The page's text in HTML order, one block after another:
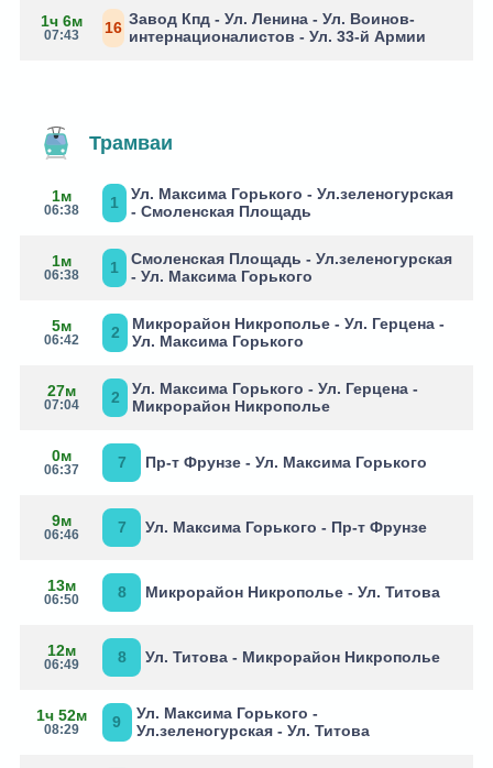
1ч 6м
07:43 16 Завод Кпд - Ул. Ленина - Ул. Воинов-
интернационалистов - Ул. 33-й Армии
Трамваи
1м
06:38 1
Ул. Максима Горького - Ул.зеленогурская
- Смоленская Площадь
1м
06:38 1
Смоленская Площадь - Ул.зеленогурская
- Ул. Максима Горького
5м
06:42 2
Микрорайон Никрополье - Ул. Герцена -
Ул. Максима Горького
27м
07:04 2
Ул. Максима Горького - Ул. Герцена -
Микрорайон Никрополье
0м
06:37 7 Пр-т Фрунзе - Ул. Максима Горького
9м
06:46 7 Ул. Максима Горького - Пр-т Фрунзе
13м
06:50 8 Микрорайон Никрополье - Ул. Титова
12м
06:49 8 Ул. Титова - Микрорайон Никрополье
1ч 52м
08:29 9
Ул. Максима Горького -
Ул.зеленогурская - Ул. Титова